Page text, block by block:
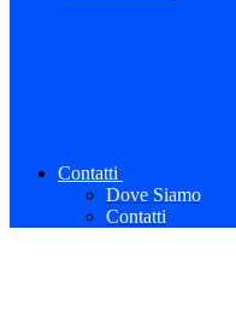
Contatti
Dove Siamo
Contatti